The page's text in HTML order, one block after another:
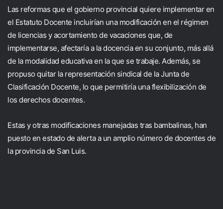
Las reformas que el gobierno provincial quiere implementar en
el Estatuto Docente incluirían una modificación en el régimen
de licencias y acortamiento de vacaciones que, de
implementarse, afectaría a la docencia en su conjunto, más allá
de la modalidad educativa en la que se trabaje. Además, se
propuso quitar la representación sindical de la Junta de
Clasificación Docente, lo que permitiría una flexibilización de
los derechos docentes.
Estas y otras modificaciones manejadas tras bambalinas, han
puesto en estado de alerta a un amplio número de docentes de
la provincia de San Luis.